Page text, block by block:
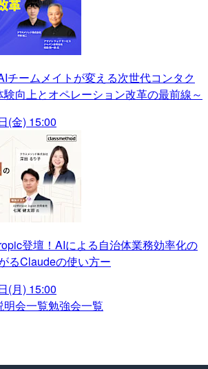
チームメイトが変える次世代コンタク
験向上とオペレーション改革の最前線～
(金) 15:00
登壇！AIによる自治体業務効率化の
るClaudeの使い方ー
(月) 15:00
明会一覧勉強会一覧